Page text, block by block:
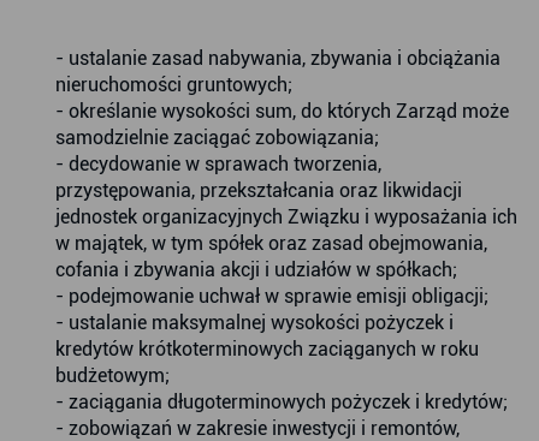
- ustalanie zasad nabywania, zbywania i obciążania
nieruchomości gruntowych;
- określanie wysokości sum, do których Zarząd może
samodzielnie zaciągać zobowiązania;
- decydowanie w sprawach tworzenia,
przystępowania, przekształcania oraz likwidacji
jednostek organizacyjnych Związku i wyposażania ich
w majątek, w tym spółek oraz zasad obejmowania,
cofania i zbywania akcji i udziałów w spółkach;
- podejmowanie uchwał w sprawie emisji obligacji;
- ustalanie maksymalnej wysokości pożyczek i
kredytów krótkoterminowych zaciąganych w roku
budżetowym;
- zaciągania długoterminowych pożyczek i kredytów;
- zobowiązań w zakresie inwestycji i remontów,